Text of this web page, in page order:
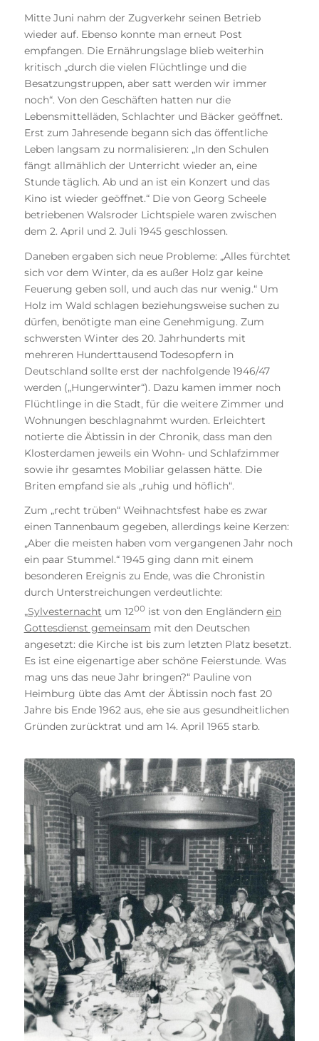
Mitte Juni nahm der Zugverkehr seinen Betrieb
wieder auf. Ebenso konnte man erneut Post
empfangen. Die Ernährungslage blieb weiterhin
kritisch „durch die vielen Flüchtlinge und die
Besatzungstruppen, aber satt werden wir immer
noch“. Von den Geschäften hatten nur die
Lebensmittelläden, Schlachter und Bäcker geöffnet.
Erst zum Jahresende begann sich das öffentliche
Leben langsam zu normalisieren: „In den Schulen
fängt allmählich der Unterricht wieder an, eine
Stunde täglich. Ab und an ist ein Konzert und das
Kino ist wieder geöffnet.“ Die von Georg Scheele
betriebenen Walsroder Lichtspiele waren zwischen
dem 2. April und 2. Juli 1945 geschlossen.
Daneben ergaben sich neue Probleme: „Alles fürchtet
sich vor dem Winter, da es außer Holz gar keine
Feuerung geben soll, und auch das nur wenig.“ Um
Holz im Wald schlagen beziehungsweise suchen zu
dürfen, benötigte man eine Genehmigung. Zum
schwersten Winter des 20. Jahrhunderts mit
mehreren Hunderttausend Todesopfern in
Deutschland sollte erst der nachfolgende 1946/47
werden („Hungerwinter“). Dazu kamen immer noch
Flüchtlinge in die Stadt, für die weitere Zimmer und
Wohnungen beschlagnahmt wurden. Erleichtert
notierte die Äbtissin in der Chronik, dass man den
Klosterdamen jeweils ein Wohn- und Schlafzimmer
sowie ihr gesamtes Mobiliar gelassen hätte. Die
Briten empfand sie als „ruhig und höflich“.
Zum „recht trüben“ Weihnachtsfest habe es zwar
einen Tannenbaum gegeben, allerdings keine Kerzen:
„Aber die meisten haben vom vergangenen Jahr noch
ein paar Stummel.“ 1945 ging dann mit einem
besonderen Ereignis zu Ende, was die Chronistin
durch Unterstreichungen verdeutlichte:
„Sylvesternacht um 1200 ist von den Engländern ein
Gottesdienst gemeinsam mit den Deutschen
angesetzt: die Kirche ist bis zum letzten Platz besetzt.
Es ist eine eigenartige aber schöne Feierstunde. Was
mag uns das neue Jahr bringen?“ Pauline von
Heimburg übte das Amt der Äbtissin noch fast 20
Jahre bis Ende 1962 aus, ehe sie aus gesundheitlichen
Gründen zurücktrat und am 14. April 1965 starb.